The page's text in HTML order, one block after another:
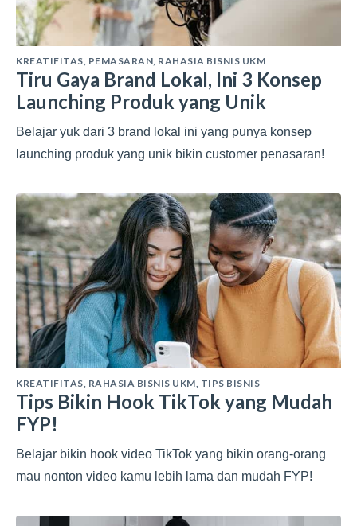
KREATIFITAS, PEMASARAN, RAHASIA BISNIS UKM
Tiru Gaya Brand Lokal, Ini 3 Konsep
Launching Produk yang Unik
Belajar yuk dari 3 brand lokal ini yang punya konsep
launching produk yang unik bikin customer penasaran!
KREATIFITAS, RAHASIA BISNIS UKM, TIPS BISNIS
Tips Bikin Hook TikTok yang Mudah
FYP!
Belajar bikin hook video TikTok yang bikin orang-orang
mau nonton video kamu lebih lama dan mudah FYP!